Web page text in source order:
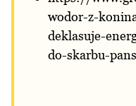
wodor-z-
deklasuje-
do-skarbu-